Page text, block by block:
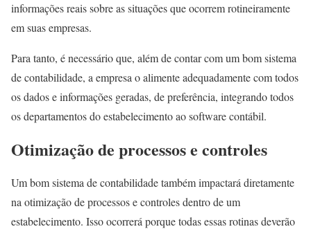
informações reais sobre as situações que ocorrem rotineiramente
em suas empresas.
Para tanto, é necessário que, além de contar com um bom sistema
de contabilidade, a empresa o alimente adequadamente com todos
os dados e informações geradas, de preferência, integrando todos
os departamentos do estabelecimento ao software contábil.
Otimização de processos e controles
Um bom sistema de contabilidade também impactará diretamente
na otimização de processos e controles dentro de um
estabelecimento. Isso ocorrerá porque todas essas rotinas deverão